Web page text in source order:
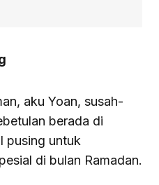
aku Yoan, susah-
berada di
pusing untuk
di bulan Ramadan.